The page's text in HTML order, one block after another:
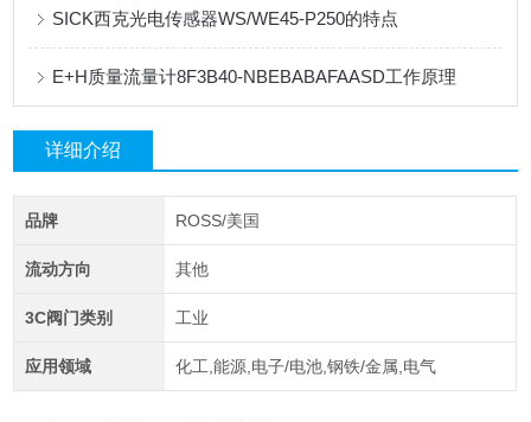
SICK西克光电传感器WS/WE45-P250的特点
E+H质量流量计8F3B40-NBEBABAFAASD工作原理
详细介绍
品牌 ROSS/美国
流动方向 其他
3C阀门类别 工业
应用领域 化工,能源,电子/电池,钢铁/金属,电气